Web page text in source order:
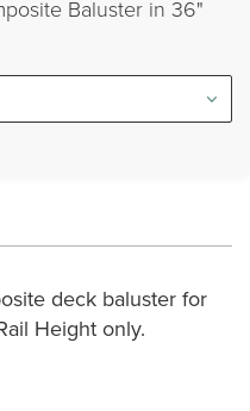
Baluster in 36"
deck baluster for
Height only.